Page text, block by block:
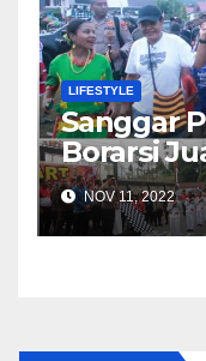
LIFESTYLE
Sanggar
Borarsi
Polda
NOV 11, 2022